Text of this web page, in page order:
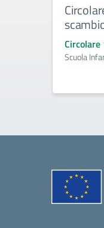
Circolare
Scuola